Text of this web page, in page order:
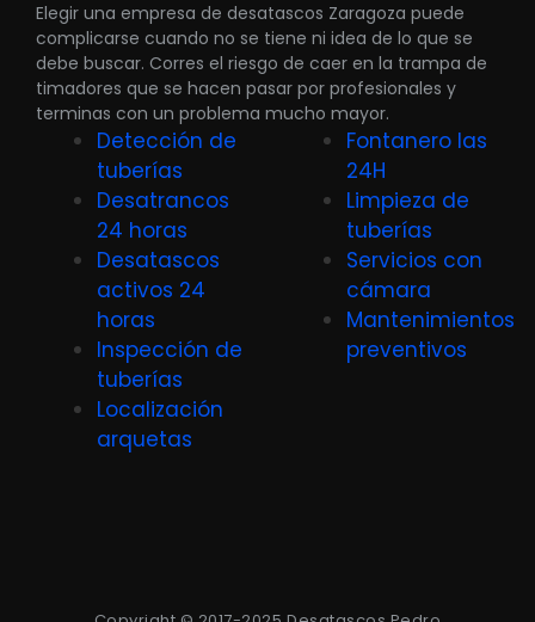
Elegir una empresa de desatascos Zaragoza puede
complicarse cuando no se tiene ni idea de lo que se
debe buscar. Corres el riesgo de caer en la trampa de
timadores que se hacen pasar por profesionales y
terminas con un problema mucho mayor.
Detección de
tuberías
Desatrancos
24 horas
Desatascos
activos 24
horas
Inspección de
tuberías
Localización
arquetas
Fontanero las
24H
Limpieza de
tuberías
Servicios con
cámara
Mantenimientos
preventivos